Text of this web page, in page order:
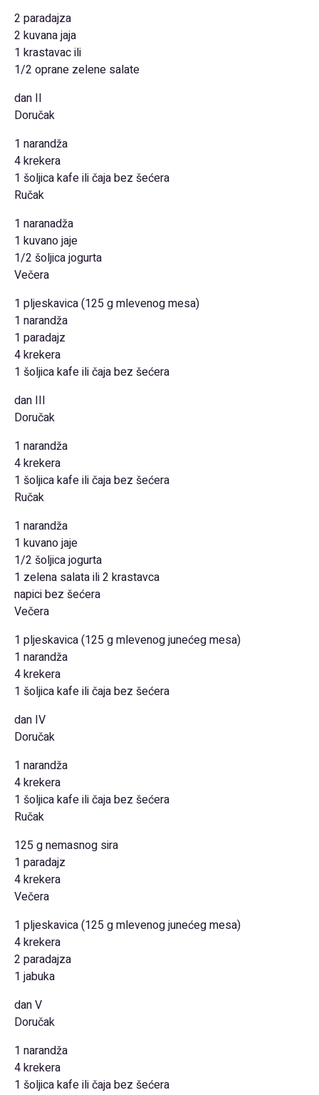
2 paradajza
2 kuvana jaja
1 krastavac ili
1/2 oprane zelene salate
dan II
Doručak
1 narandža
4 krekera
1 šoljica kafe ili čaja bez šećera
Ručak
1 naranadža
1 kuvano jaje
1/2 šoljica jogurta
Večera
1 pljeskavica (125 g mlevenog mesa)
1 narandža
1 paradajz
4 krekera
1 šoljica kafe ili čaja bez šećera
dan III
Doručak
1 narandža
4 krekera
1 šoljica kafe ili čaja bez šećera
Ručak
1 narandža
1 kuvano jaje
1/2 šoljica jogurta
1 zelena salata ili 2 krastavca
napici bez šećera
Večera
1 pljeskavica (125 g mlevenog junećeg mesa)
1 narandža
4 krekera
1 šoljica kafe ili čaja bez šećera
dan IV
Doručak
1 narandža
4 krekera
1 šoljica kafe ili čaja bez šećera
Ručak
125 g nemasnog sira
1 paradajz
4 krekera
Večera
1 pljeskavica (125 g mlevenog junećeg mesa)
4 krekera
2 paradajza
1 jabuka
dan V
Doručak
1 narandža
4 krekera
1 šoljica kafe ili čaja bez šećera